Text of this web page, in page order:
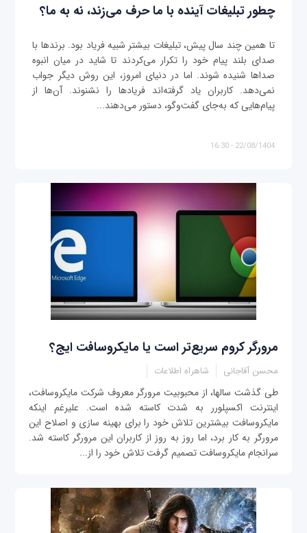
چطور تبلیغات آینده با ما حرف می‌زند، نه به ما؟
تا همین چند سال پیش، تبلیغات بیشتر شبیه فریاد بود. برندها با
صدای بلند پیام خود را تکرار می‌کردند تا شاید در میان انبوه
صداها شنیده شوند. اما در دنیای امروز، این روش دیگر جواب
نمی‌دهد. کاربران یاد گرفته‌اند فریادها را نشنوند. آن‌ها از
پیام‌هایی که به‌جای گفت‌وگو، دستور می‌دهند...
22/08/1404 - 16:30
مرورگر کروم سریع‌تر است یا مایکروسافت ایج؟
محسن آقاجانی شاهراه اطلاعات
طی گذشت سال‎ها، از محبوبیت مرورگر معروف شرکت مایکروسافت،
اینترنت اکسپلورر به شدت کاسته شده است. علی‎رغم اینکه
مایکروسافت بیشترین تلاش خود را برای بهینه سازی و اصلاح این
مرورگر به کار برد، اما روز به روز از کاربران این مرورگر کاسته شد.
سرانجام مایکروسافت تصمیم گرفت تلاش خود را از...